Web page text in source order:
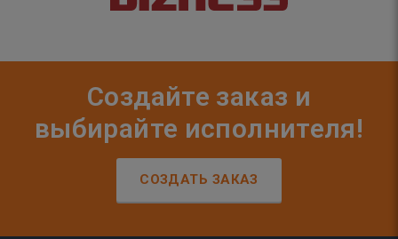
Создайте заказ и
выбирайте исполнителя!
СОЗДАТЬ ЗАКАЗ